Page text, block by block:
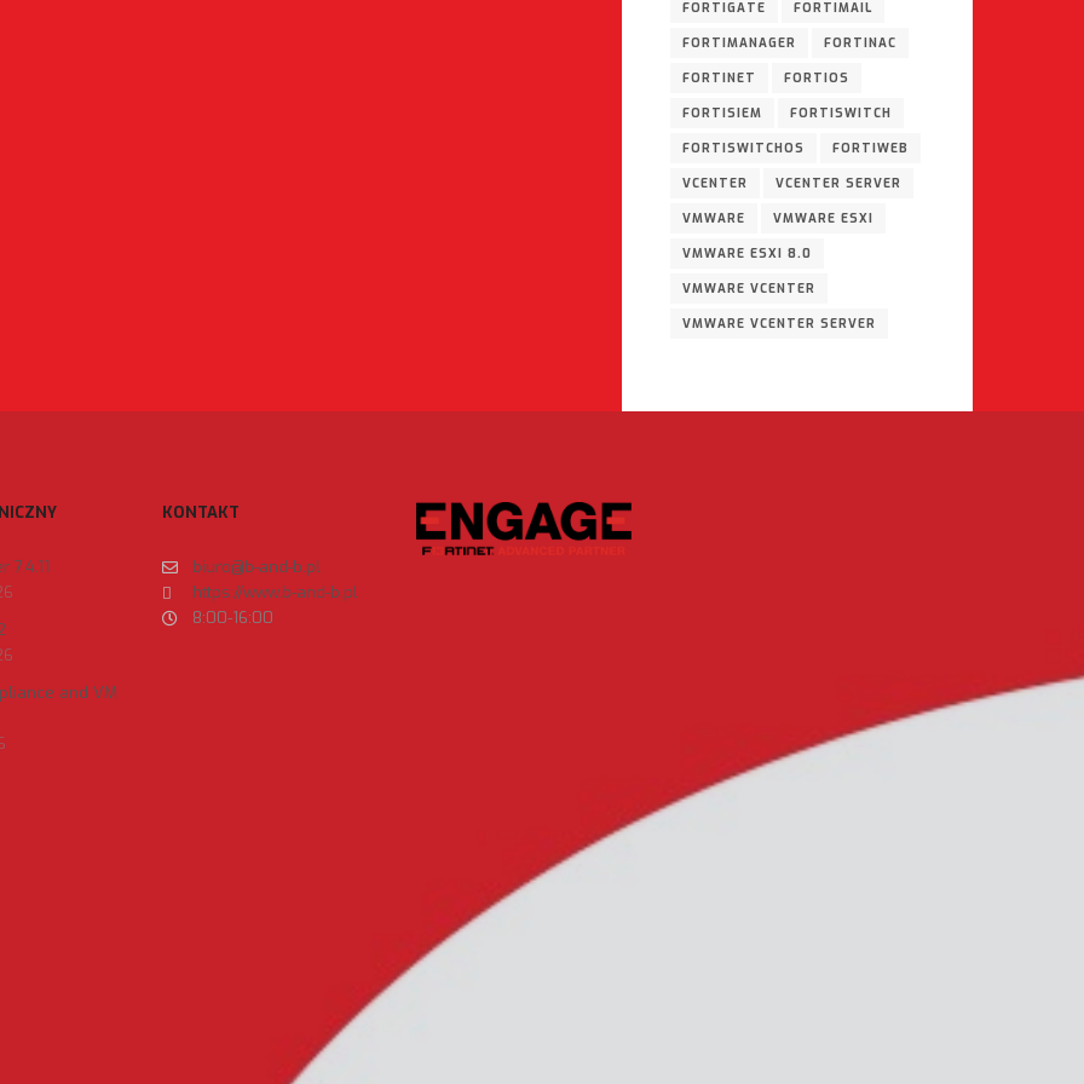
FORTIGATE FORTIMAIL
FORTIMANAGER FORTINAC
FORTINET FORTIOS
FORTISIEM FORTISWITCH
FORTISWITCHOS FORTIWEB
VCENTER VCENTER SERVER
VMWARE VMWARE ESXI
VMWARE ESXI 8.0
VMWARE VCENTER
VMWARE VCENTER SERVER
7.4.11
and VM
KONTAKT
biuro@b-and-b.pl
https://www.b-and-b.pl
8:00-16:00